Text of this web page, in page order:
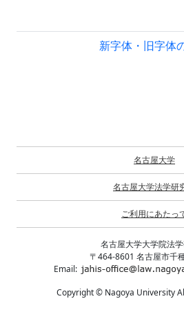
新字体・旧字体
名古屋大学
名古屋大学法学研
ご利用にあたっ
名古屋大学大学院法
〒464-8601 名古屋市千
Email:
Copyright © Nagoya University